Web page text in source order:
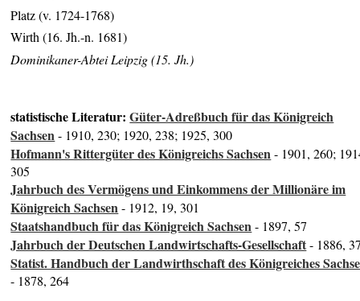
Platz (v. 1724-1768)
Wirth (16. Jh.-n. 1681)
Dominikaner-Abtei Leipzig (15. Jh.)
statistische Literatur:Güter-Adreßbuch für das Königreich
Sachsen- 1910, 230; 1920, 238; 1925, 300
Hofmann's Rittergüter des Königreichs Sachsen- 1901, 260;
305
Jahrbuch des Vermögens und Einkommens der Millionäre im
Königreich Sachsen- 1912, 19, 301
Staatshandbuch für das Königreich Sachsen- 1897, 57
Jahrbuch der Deutschen Landwirtschafts-Gesellschaft- 1886,
Statist. Handbuch der Landwirthschaft des Königreiches
- 1878, 264